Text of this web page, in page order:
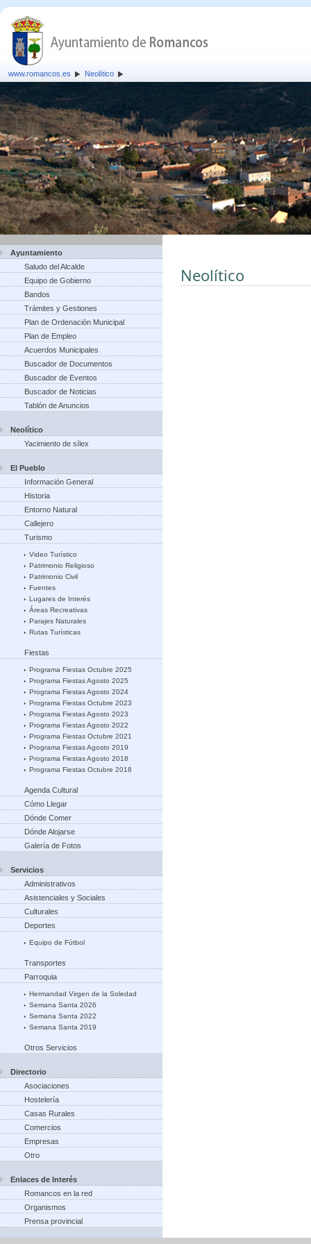
www.romancos.es Neolítico
Ayuntamiento
Saludo del Alcalde
Equipo de Gobierno
Bandos
Trámites y Gestiones
Plan de Ordenación Municipal
Plan de Empleo
Acuerdos Municipales
Buscador de Documentos
Buscador de Eventos
Buscador de Noticias
Tablón de Anuncios
Neolítico
Yacimiento de sílex
El Pueblo
Información General
Historia
Entorno Natural
Callejero
Turismo
Video Turístico
Patrimonio Religioso
Patrimonio Civil
Fuentes
Lugares de Interés
Áreas Recreativas
Parajes Naturales
Rutas Turísticas
Fiestas
Programa Fiestas Octubre 2025
Programa Fiestas Agosto 2025
Programa Fiestas Agosto 2024
Programa Fiestas Octubre 2023
Programa Fiestas Agosto 2023
Programa Fiestas Agosto 2022
Programa Fiestas Octubre 2021
Programa Fiestas Agosto 2019
Programa Fiestas Agosto 2018
Programa Fiestas Octubre 2018
Agenda Cultural
Cómo Llegar
Dónde Comer
Dónde Alojarse
Galería de Fotos
Servicios
Administrativos
Asistenciales y Sociales
Culturales
Deportes
Equipo de Fútbol
Transportes
Parroquia
Hermandad Virgen de la Soledad
Semana Santa 2026
Semana Santa 2022
Semana Santa 2019
Otros Servicios
Directorio
Asociaciones
Hostelería
Casas Rurales
Comercios
Empresas
Otro
Enlaces de Interés
Romancos en la red
Organismos
Prensa provincial
Neolítico